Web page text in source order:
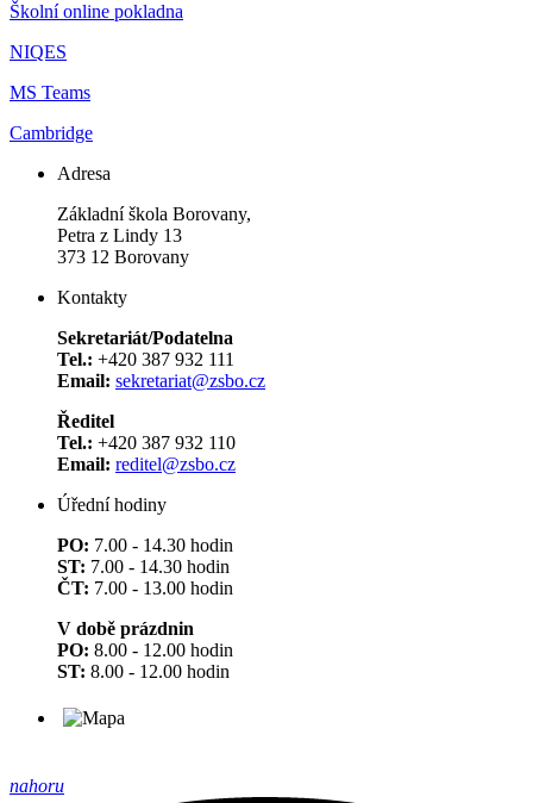
Školní online pokladna
NIQES
MS Teams
Cambridge
Adresa
Základní škola Borovany,
Petra z Lindy 13
373 12 Borovany
Kontakty
Sekretariát/Podatelna
Tel.: +420 387 932 111
Email: sekretariat@zsbo.cz
Ředitel
Tel.: +420 387 932 110
Email: reditel@zsbo.cz
Úřední hodiny
PO: 7.00 - 14.30 hodin
ST: 7.00 - 14.30 hodin
ČT: 7.00 - 13.00 hodin
V době prázdnin
PO: 8.00 - 12.00 hodin
ST: 8.00 - 12.00 hodin
nahoru